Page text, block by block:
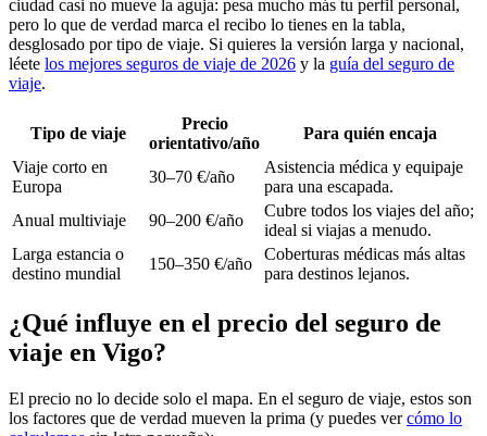
ciudad casi no mueve la aguja: pesa mucho más tu perfil personal,
pero lo que de verdad marca el recibo lo tienes en la tabla,
desglosado por tipo de viaje. Si quieres la versión larga y nacional,
léete los mejores seguros de viaje de 2026 y la guía del seguro de
viaje.
Tipo de viaje
Precio
orientativo/año
Para quién encaja
Viaje corto en
Europa
30–70 €/año
Asistencia médica y equipaje
para una escapada.
Anual multiviaje
90–200 €/año
Cubre todos los viajes del año;
ideal si viajas a menudo.
Larga estancia o
destino mundial
150–350 €/año
Coberturas médicas más altas
para destinos lejanos.
¿Qué influye en el precio del seguro de
viaje en Vigo?
El precio no lo decide solo el mapa. En el seguro de viaje, estos son
los factores que de verdad mueven la prima (y puedes vercómo lo